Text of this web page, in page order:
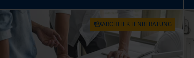
AR­CHI­TEK­TEN­BE­RA­TUNG